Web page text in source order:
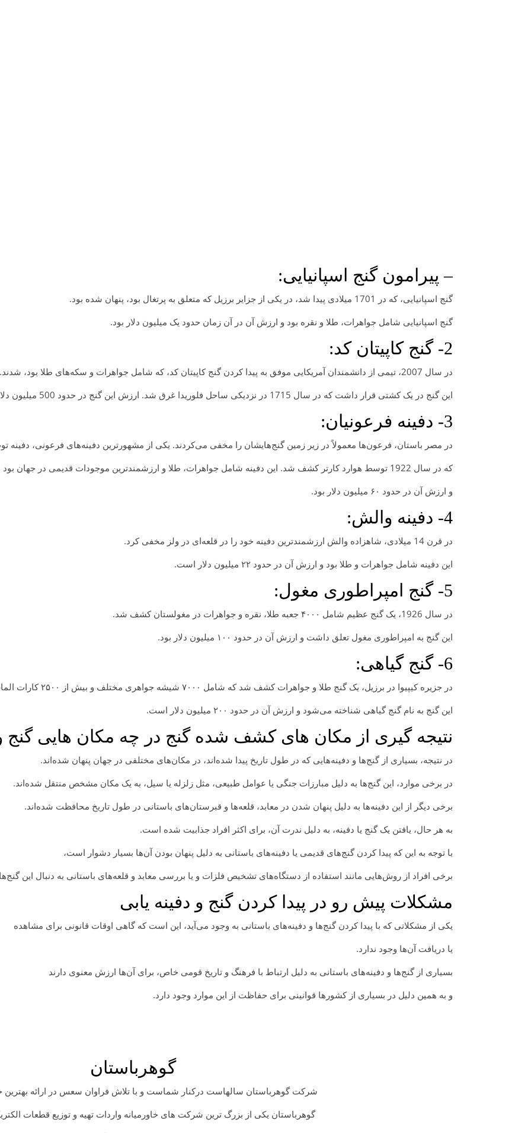
– پیرامون گنج اسپانیایی:
گنج اسپانیایی، که در 1701 میلادی پیدا شد، در یکی از جزایر برزیل که متعلق به پرتغال بود، پنهان شده بود.
گنج اسپانیایی شامل جواهرات، طلا و نقره بود و ارزش آن در آن زمان حدود یک میلیون دلار بود.
2- گنج کاپیتان کد:
در سال 2007، تیمی از دانشمندان آمریکایی موفق به پیدا کردن گنج کاپیتان کد، که شامل جواهرات و سکه‌های طلا بود، شدند.
این گنج در یک کشتی قرار داشت که در سال 1715 در نزدیکی ساحل فلوریدا غرق شد. ارزش این گنج در حدود 500 میلیون دلار بود.
3- دفینه فرعونیان:
در مصر باستان، فرعون‌ها معمولاً در زیر زمین گنج‌هایشان را مخفی می‌کردند. یکی از مشهورترین دفینه‌های فرعونی، دفینه
که در سال 1922 توسط هوارد کارتر کشف شد. این دفینه شامل جواهرات، طلا و ارزشمندترین موجودات قدیمی در جهان بود
و ارزش آن در حدود ۶۰ میلیون دلار بود.
4- دفینه والش:
در قرن 14 میلادی، شاهزاده والش ارزشمندترین دفینه خود را در قلعه‌ای در ولز مخفی کرد.
این دفینه شامل جواهرات و طلا بود و ارزش آن در حدود ۲۲ میلیون دلار است.
5- گنج امپراطوری مغول:
در سال 1926، یک گنج عظیم شامل ۴۰۰۰ جعبه طلا، نقره و جواهرات در مغولستان کشف شد.
این گنج به امپراطوری مغول تعلق داشت و ارزش آن در حدود ۱۰۰ میلیون دلار بود.
6- گنج گیاهی:
در جزیره کیپیوا در برزیل، یک گنج طلا و جواهرات کشف شد که شامل ۷۰۰۰ شیشه جواهری مختلف و بیش از ۲۵۰۰ کارات الماس بود.
این گنج به نام گنج گیاهی شناخته می‌شود و ارزش آن در حدود ۲۰۰ میلیون دلار است.
نتیجه گیری از مکان های کشف شده گنج در چه مکان هایی گنج
در نتیجه، بسیاری از گنج‌ها و دفینه‌هایی که در طول تاریخ پیدا شده‌اند، در مکان‌های مختلفی در جهان پنهان شده‌اند.
در برخی موارد، این گنج‌ها به دلیل مبارزات جنگی یا عوامل طبیعی، مثل زلزله یا سیل، به یک مکان مشخص منتقل شده‌اند.
برخی دیگر از این دفینه‌ها به دلیل پنهان شدن در معابد، قلعه‌ها و قبرستان‌های باستانی در طول تاریخ محافظت شده‌اند.
به هر حال، یافتن یک گنج یا دفینه، به دلیل ندرت آن، برای اکثر افراد جذابیت شده است.
با توجه به این که پیدا کردن گنج‌های قدیمی یا دفینه‌های باستانی به دلیل پنهان بودن آن‌ها بسیار دشوار است،
برخی افراد از روش‌هایی مانند استفاده از دستگاه‌های تشخیص فلزات و یا بررسی معابد و قلعه‌های باستانی به دنبال این
مشکلات پیش رو در پیدا کردن گنج و دفینه یابی
یکی از مشکلاتی که با پیدا کردن گنج‌ها و دفینه‌های باستانی به وجود می‌آید، این است که گاهی اوقات قانونی برای مشاهده
یا دریافت آن‌ها وجود ندارد.
بسیاری از گنج‌ها و دفینه‌های باستانی به دلیل ارتباط با فرهنگ و تاریخ قومی خاص، برای آن‌ها ارزش معنوی دارند
و به همین دلیل در بسیاری از کشورها قوانینی برای حفاظت از این موارد وجود دارد.
گوهرباستان
شرکت گوهرباستان سالهاست درکنار شماست و با تلاش فراوان سعس در ارائه بهترین
گوهرباستان یکی از بزرگ ترین شرکت های خاورمیانه واردات تهیه و توزیع قطعات